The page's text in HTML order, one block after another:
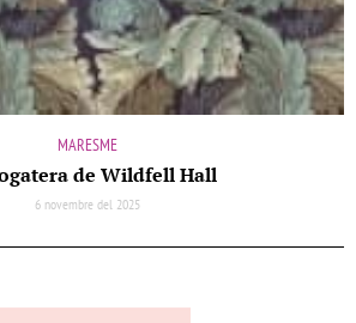
MARESME
de Wildfell Hall
6 novembre del 2025